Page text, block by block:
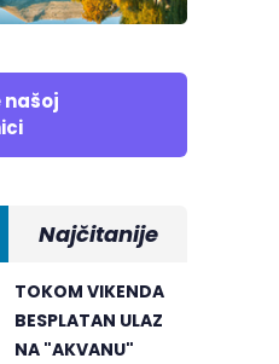
našoj
Najčitanije
TOKOM VIKENDA
BESPLATAN ULAZ
NA "AKVANU"